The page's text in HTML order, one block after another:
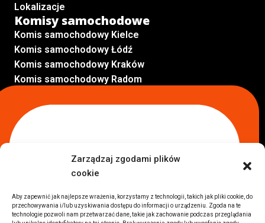
Zarządzaj zgodami plików
cookie
Aby zapewnić jak najlepsze wrażenia, korzystamy z technologii, takich jak pliki cookie, do
przechowywania i/lub uzyskiwania dostępu do informacji o urządzeniu. Zgoda na te
technologie pozwoli nam przetwarzać dane, takie jak zachowanie podczas przeglądania
Lokalizacje
Komisy samochodowe
Komis samochodowy Kielce
Komis samochodowy Łódź
Komis samochodowy Kraków
Komis samochodowy Radom
Komis samochodowy Opole
Komis samochodowy Lublin
Inne Lokalizacje
Auta z USA Rzeszów
Auta z USA Białystok